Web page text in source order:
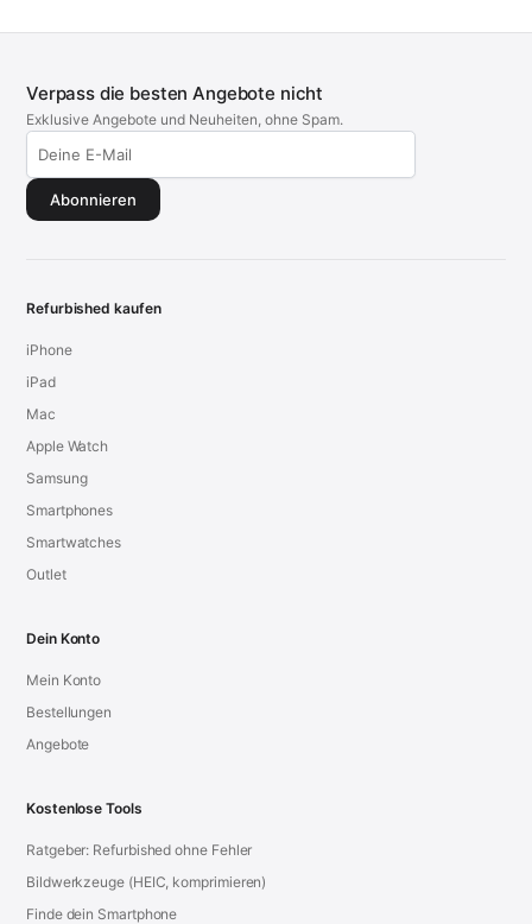
Verpass die besten Angebote nicht
Exklusive Angebote und Neuheiten, ohne Spam.
Abonnieren
Refurbished kaufen
iPhone
iPad
Mac
Apple Watch
Samsung
Smartphones
Smartwatches
Outlet
Dein Konto
Mein Konto
Bestellungen
Angebote
Kostenlose Tools
Ratgeber: Refurbished ohne Fehler
Bildwerkzeuge (HEIC, komprimieren)
Finde dein Smartphone